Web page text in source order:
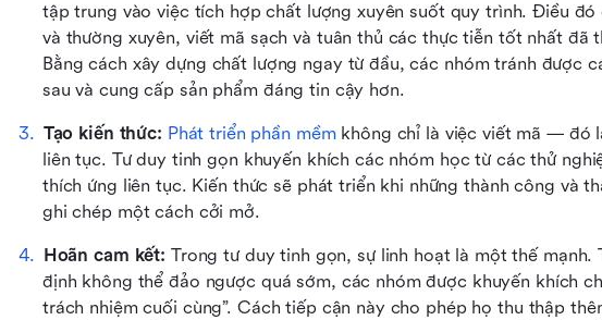
tập trung vào việc tích hợp chất lượng xuyên suốt quy trình. Điều đó
và thường xuyên, viết mã sạch và tuân thủ các thực tiễn tốt nhất đã
Bằng cách xây dựng chất lượng ngay từ đầu, các nhóm tránh được
sau và cung cấp sản phẩm đáng tin cậy hơn.
Tạo kiến thức: Phát triển phần mềm không chỉ là việc viết mã — đó
liên tục. Tư duy tinh gọn khuyến khích các nhóm học từ các thử
thích ứng liên tục. Kiến thức sẽ phát triển khi những thành công và
ghi chép một cách cởi mở.
Hoãn cam kết: Trong tư duy tinh gọn, sự linh hoạt là một thế mạnh.
định không thể đảo ngược quá sớm, các nhóm được khuyến khích
trách nhiệm cuối cùng”. Cách tiếp cận này cho phép họ thu thập